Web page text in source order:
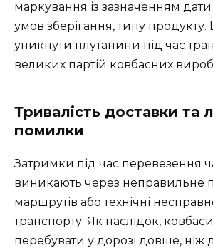
маркування із зазначенням
умов зберігання, типу
уникнути плутанини під час
великих партій ковбасних
Тривалість доставки та
помилки
Затримки під час перевезення
виникають через неправильне
маршрутів або технічні
транспорту. Як наслідок,
перебувати у дорозі довше, ніж